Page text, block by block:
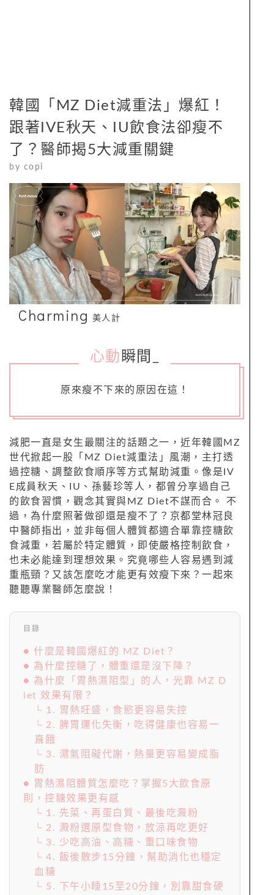
韓國「MZ Diet減重法」爆紅！
跟著IVE秋天、IU飲食法卻瘦不
了？醫師揭5大減重關鍵
by copi
Charming 美人計
心動 瞬間
原來瘦不下來的原因在這！
減肥一直是女生最關注的話題之一，近年韓國MZ
世代掀起一股「MZ Diet減重法」風潮，主打透
過控糖、調整飲食順序等方式幫助減重。像是IV
E成員秋天、IU、孫藝珍等人，都曾分享過自己
的飲食習慣，觀念其實與MZ Diet不謀而合。 不
過，為什麼照著做卻還是瘦不了？京都堂林冠良
中醫師指出，並非每個人體質都適合單靠控糖飲
食減重，若屬於特定體質，即使嚴格控制飲食，
也未必能達到理想效果。究竟哪些人容易遇到減
重瓶頸？又該怎麼吃才能更有效瘦下來？一起來
聽聽專業醫師怎麼說！
目錄
● 什麼是韓國爆紅的 MZ Diet？
● 為什麼控糖了，體重還是沒下降？
● 為什麼「胃熱濕阻型」的人，光靠 MZ D
iet 效果有限？
└ 1. 胃熱旺盛，食慾更容易失控
└ 2. 脾胃運化失衡，吃得健康也容易一
直餓
└ 3. 濕氣阻礙代謝，熱量更容易變成脂
肪
● 胃熱濕阻體質怎麼吃？掌握5大飲食原
則，控糖效果更有感
└ 1. 先菜、再蛋白質、最後吃澱粉
└ 2. 澱粉選原型食物，放涼再吃更好
└ 3. 少吃高油、高糖、重口味食物
└ 4. 飯後散步15分鐘，幫助消化也穩定
血糖
└ 5. 下午小睡15至20分鐘，別靠甜食硬